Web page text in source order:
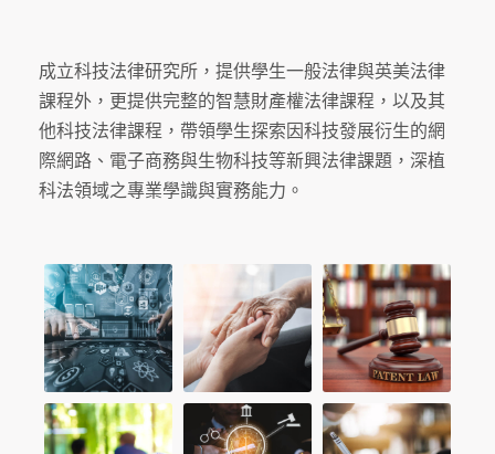
成立科技法律研究所，提供學生一般法律與英美法律
課程外，更提供完整的智慧財產權法律課程，以及其
他科技法律課程，帶領學生探索因科技發展衍生的網
際網路、電子商務與生物科技等新興法律課題，深植
科法領域之專業學識與實務能力。